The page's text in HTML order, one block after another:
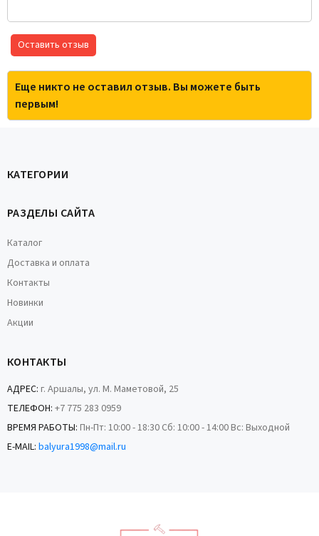
Оставить отзыв
Еще никто не оставил отзыв. Вы можете быть
первым!
КАТЕГОРИИ
РАЗДЕЛЫ САЙТА
Каталог
Доставка и оплата
Контакты
Новинки
Акции
КОНТАКТЫ
АДРЕС: г. Аршалы, ул. М. Маметовой, 25
ТЕЛЕФОН: +7 775 283 0959
ВРЕМЯ РАБОТЫ: Пн-Пт: 10:00 - 18:30 Сб: 10:00 - 14:00 Вс: Выходной
E-MAIL: balyura1998@mail.ru